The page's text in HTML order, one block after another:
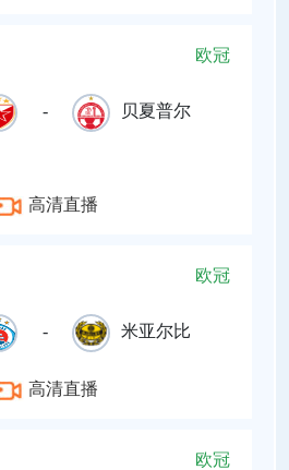
欧冠
- 贝夏普尔
高清直播
欧冠
- 米亚尔比
高清直播
欧冠